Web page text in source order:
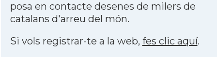
posa en contacte desenes de milers de
catalans d'arreu del món.
Si vols registrar-te a la web, fes clic aquí.